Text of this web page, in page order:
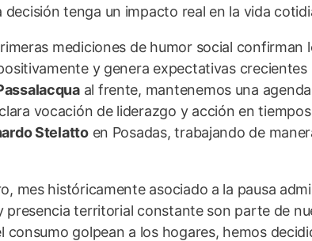
decisión tenga un impacto real en la vida
mediciones de humor social
y genera expectativas
al frente, mantenemos una
vocación de liderazgo y acción en
Stelattoen Posadas, trabajando de
mes históricamente asociado a la pausa
presencia territorial constante son parte de
consumo golpean a los hogares, hemos